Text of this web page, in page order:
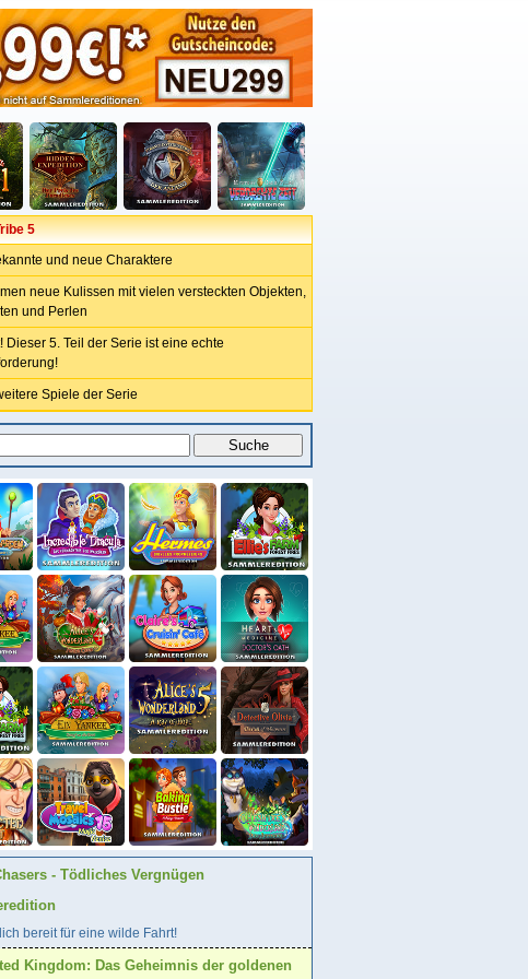
5
und neue Charaktere
neue Kulissen mit vielen versteckten Objekten,
und Perlen
Dieser 5. Teil der Serie ist eine echte
Spiele der Serie
- Tödliches Vergnügen
bereit für eine wilde Fahrt!
Kingdom: Das Geheimnis der goldenen